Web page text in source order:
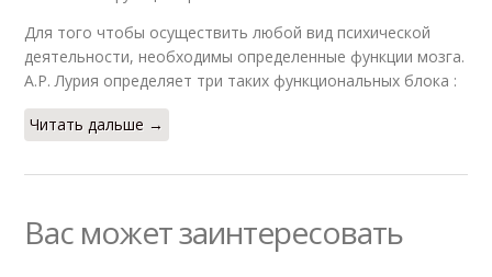
Для того чтобы осуществить любой вид психической
деятельности, необходимы определенные функции мозга.
А.Р. Лурия определяет три таких функциональных блока :
Читать дальше →
Вас может заинтересовать